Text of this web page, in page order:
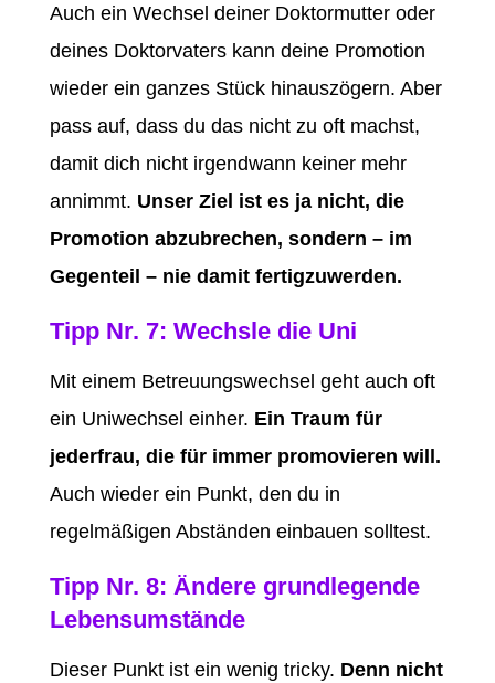
Auch ein Wechsel deiner Doktormutter oder
deines Doktorvaters kann deine Promotion
wieder ein ganzes Stück hinauszögern. Aber
pass auf, dass du das nicht zu oft machst,
damit dich nicht irgendwann keiner mehr
annimmt. Unser Ziel ist es ja nicht, die
Promotion abzubrechen, sondern – im
Gegenteil – nie damit fertigzuwerden.
Tipp Nr. 7: Wechsle die Uni
Mit einem Betreuungswechsel geht auch oft
ein Uniwechsel einher. Ein Traum für
jederfrau, die für immer promovieren will.
Auch wieder ein Punkt, den du in
regelmäßigen Abständen einbauen solltest.
Tipp Nr. 8: Ändere grundlegende
Lebensumstände
Dieser Punkt ist ein wenig tricky. Denn nicht